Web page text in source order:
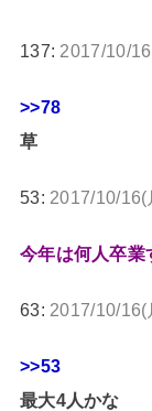
137: 2017/10/
>>78
草
53: 2017/10/
今年は何人卒業
63: 2017/10/
>>53
最大4人かな